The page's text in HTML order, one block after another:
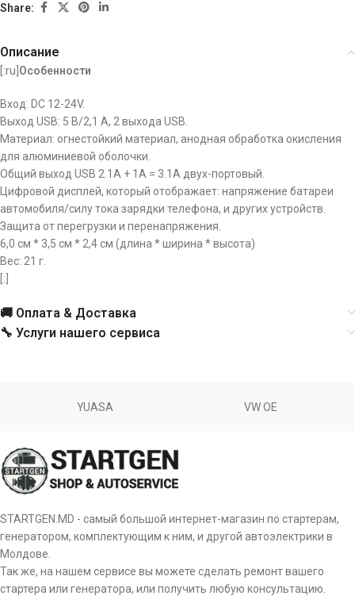
Share:
Описание
[:ru] Особенности
Вход: DC 12-24V.
Выход USB: 5 В/2,1 А, 2 выхода USB.
Материал: огнестойкий материал, анодная обработка окисления
для алюминиевой оболочки.
Общий выход USB 2.1A + 1A = 3.1A двух-портовый.
Цифровой дисплей, который отображает: напряжение батареи
автомобиля/силу тока зарядки телефона, и других устройств.
Защита от перегрузки и перенапряжения.
6,0 см * 3,5 см * 2,4 см (длина * ширина * высота)
Вес: 21 г.
[:]
🚚 Оплата & Доставка
🔧 Услуги нашего сервиса
YUASA VW OE
STARTGEN.MD - самый большой интернет-магазин по стартерам,
генератором, комплектующим к ним, и другой автоэлектрики в
Молдове.
Так же, на нашем сервисе вы можете сделать ремонт вашего
стартера или генератора, или получить любую консультацию.